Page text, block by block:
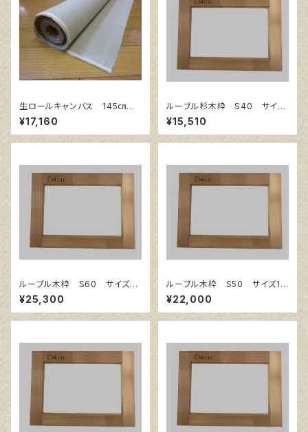
生ロールキャンバス 145㎝巾×
10m巻
¥17,160
ルーブル杉木枠 S40 サイズ
1000㎜×1000㎜
¥15,510
ルーブル木枠 S60 サイズ13
03㎜×1303㎜
¥25,300
ルーブル木枠 S50 サイズ11
67㎜×1167㎜
¥22,000